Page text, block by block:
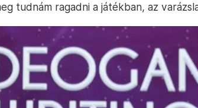
tudnám ragadni a játékban, az